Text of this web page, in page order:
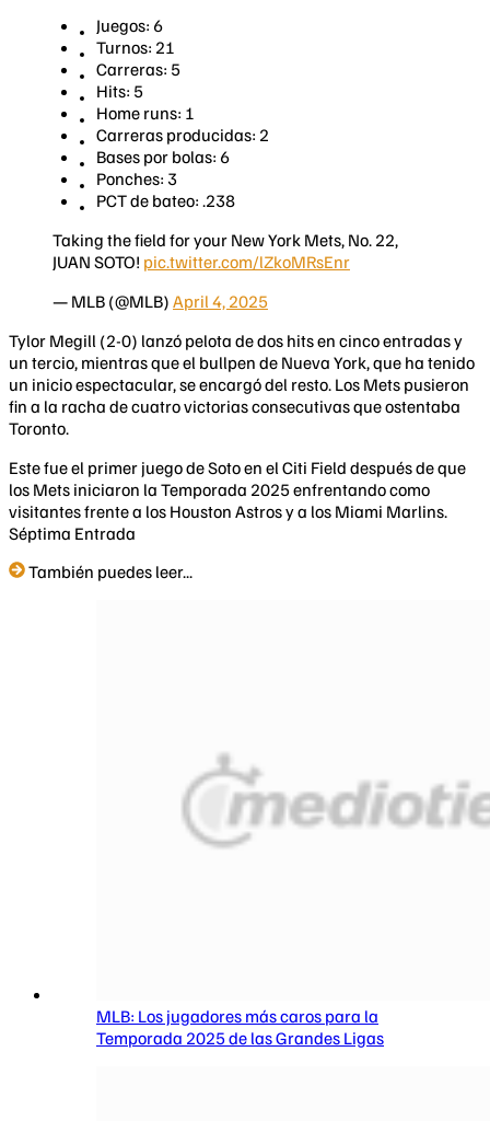
Juegos: 6
Turnos: 21
Carreras: 5
Hits: 5
Home runs: 1
Carreras producidas: 2
Bases por bolas: 6
Ponches: 3
PCT de bateo: .238
Taking the field for your New York Mets, No. 22,
JUAN SOTO! pic.twitter.com/lZkoMRsEnr
— MLB (@MLB) April 4, 2025
Tylor Megill (2-0) lanzó pelota de dos hits en cinco entradas y
un tercio, mientras que el bullpen de Nueva York, que ha tenido
un inicio espectacular, se encargó del resto. Los Mets pusieron
fin a la racha de cuatro victorias consecutivas que ostentaba
Toronto.
Este fue el primer juego de Soto en el Citi Field después de que
los Mets iniciaron la Temporada 2025 enfrentando como
visitantes frente a los Houston Astros y a los Miami Marlins.
Séptima Entrada
También puedes leer...
MLB: Los jugadores más caros para la
Temporada 2025 de las Grandes Ligas